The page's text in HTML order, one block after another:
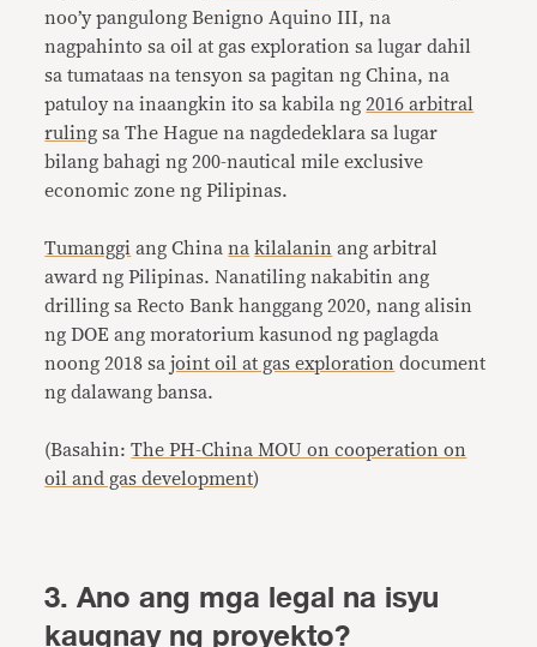
noo’y pangulong Benigno Aquino III, na
nagpahinto sa oil at gas exploration sa lugar dahil
sa tumataas na tensyon sa pagitan ng China, na
patuloy na inaangkin ito sa kabila ng2016 arbitral
ruling sa The Hague na nagdedeklara sa lugar
bilang bahagi ng 200-nautical mile exclusive
economic zone ng Pilipinas.
Tumanggi ang Chinana kilalanin ang arbitral
award ng Pilipinas. Nanatiling nakabitin ang
drilling sa Recto Bank hanggang 2020, nang alisin
ng DOE ang moratorium kasunod ng paglagda
noong 2018 sajoint oil at gas exploration document
ng dalawang bansa.
(Basahin:The PH-China MOU on cooperation on
oil and gas development)
3. Ano ang mga legal na isyu
kaugnay ng proyekto?